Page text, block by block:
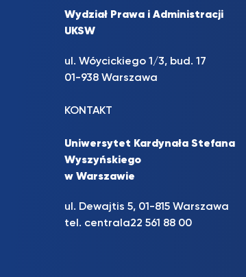
Wydział Prawa i Administracji
UKSW
ul. Wóycickiego 1/3, bud. 17
01-938 Warszawa
KONTAKT
Uniwersytet Kardynała Stefana
Wyszyńskiego
w Warszawie
ul. Dewajtis 5, 01-815 Warszawa
tel. centrala22 561 88 00